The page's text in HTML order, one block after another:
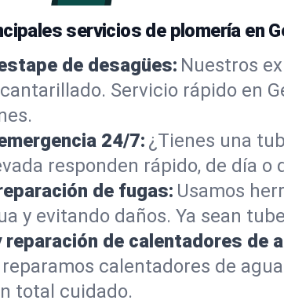
servicios de plomería en
de desagües: Nuestros
Servicio rápido en
24/7: ¿Tienes una
responden rápido, de día
de fugas: Usamos
y evitando daños. Ya sean
de calentadores de
calentadores de
total cuidado.